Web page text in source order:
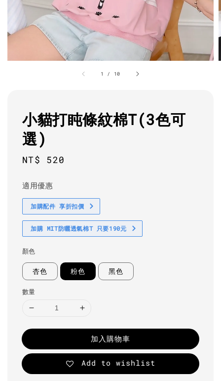
1 / 10
小貓打盹條紋棉T(3色可
選)
Regular
NT$ 520
適用優惠
加購配件 享折扣價
加購 MIT防曬透氣棉T 只要190元
顏色
杏色 粉色 黑色
數量
加入購物車
Add to wishlist